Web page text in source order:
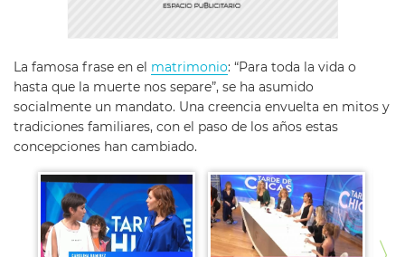
La famosa frase en el matrimonio: “Para toda la vida o
hasta que la muerte nos separe”, se ha asumido
socialmente un mandato. Una creencia envuelta en mitos y
tradiciones familiares, con el paso de los años estas
concepciones han cambiado.